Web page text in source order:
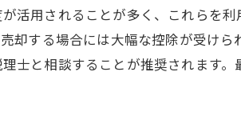
知っておくべき門真市
売却前に知ってお
門真市での特例の利
活用されることが多く、これらを
却する場合には大幅な控除が受け
士と相談することが推奨されます